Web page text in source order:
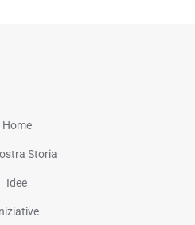
Home
Storia
Idee